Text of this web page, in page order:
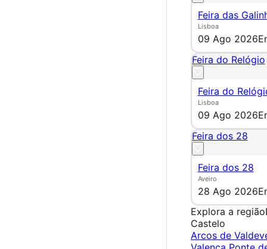
Feira das
Lisboa
09 Ago 2026
Feira do Relógio
Feira do
Lisboa
09 Ago 2026
Feira dos 28
Feira dos 28
Aveiro
28 Ago 2026
Explora a região
Castelo
Arcos de